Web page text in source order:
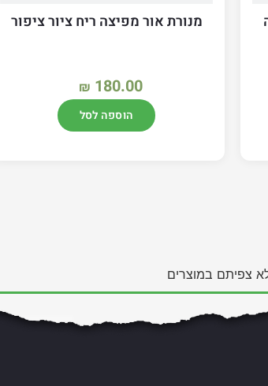
מנורת אור מפיצה ריח ציור ציפור
₪ 180.00
הוספה לסל
לא צפיתם במוצרים